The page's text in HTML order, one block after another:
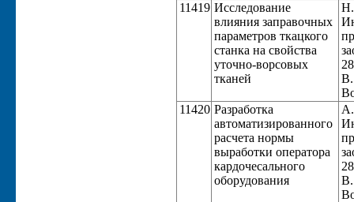
11419 Исследование
влияния заправочных
параметров ткацкого
станка на свойства
уточно-ворсовых
тканей
11420 Разработка
автоматизированного
расчета нормы
выработки оператора
кардочесального
оборудования